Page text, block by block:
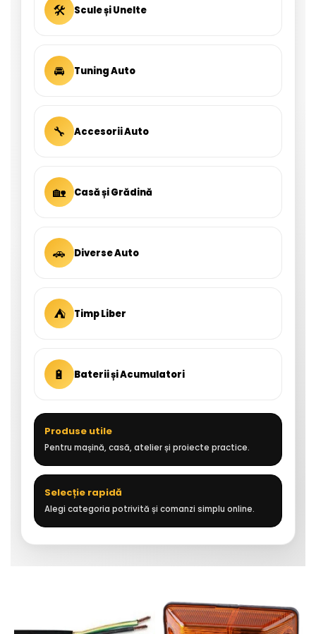
🛠 Scule și Unelte
🚘 Tuning Auto
🔧 Accesorii Auto
🏡 Casă și Grădină
🚗 Diverse Auto
⛺ Timp Liber
🔋 Baterii și Acumulatori
Produse utile
Pentru mașină, casă, atelier și proiecte practice.
Selecție rapidă
Alegi categoria potrivită și comanzi simplu online.